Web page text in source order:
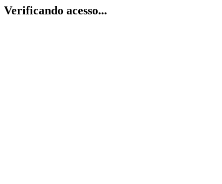
Verificando acesso...